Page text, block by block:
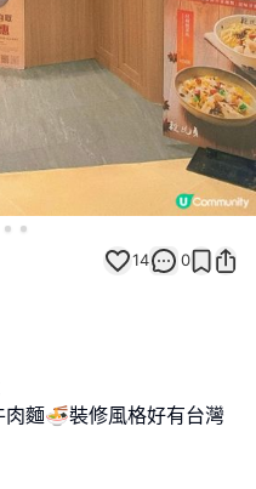
14 0
麵🍜裝修風格好有台灣